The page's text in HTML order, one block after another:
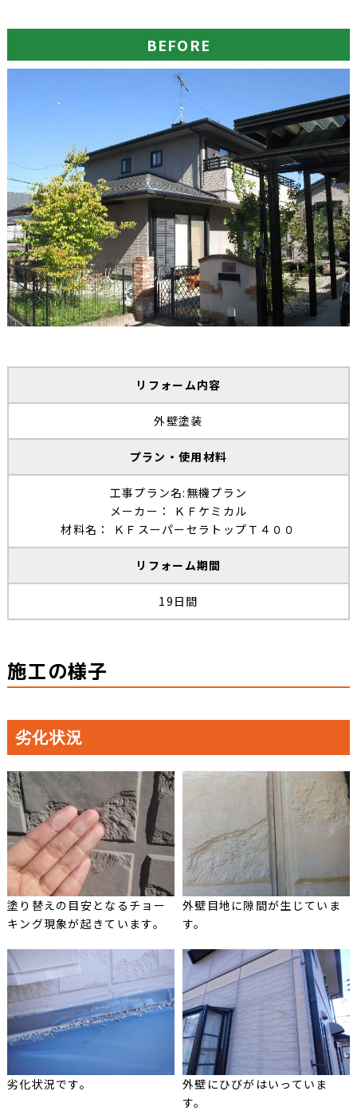
BEFORE
リフォーム内容
外壁塗装
プラン・使用材料
工事プラン名:無機プラン
メーカー： ＫＦケミカル
材料名： ＫＦスーパーセラトップＴ４００
リフォーム期間
19日間
施工の様子
劣化状況
塗り替えの目安となるチョー
キング現象が起きています。
外壁目地に隙間が生じていま
す。
劣化状況です。
外壁にひびがはいっていま
す。